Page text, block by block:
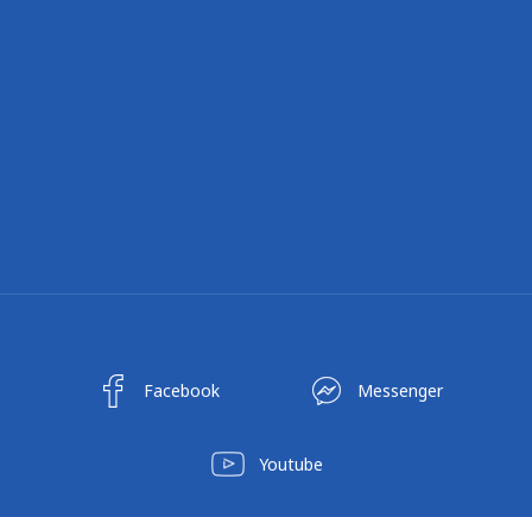
Facebook Messenger
Youtube